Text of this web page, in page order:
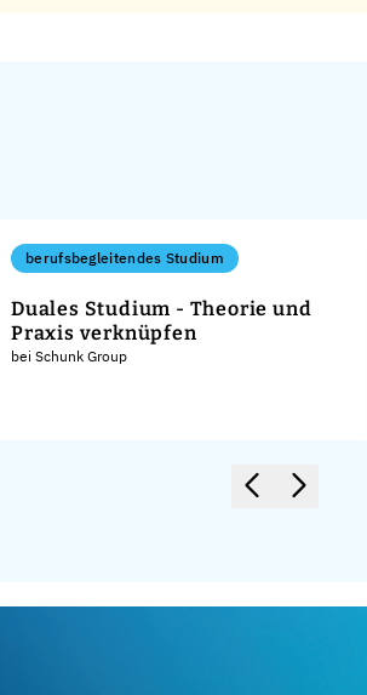
berufsbegleitendes Studium
Duales Studium - Theorie und
Praxis verknüpfen
bei Schunk Group